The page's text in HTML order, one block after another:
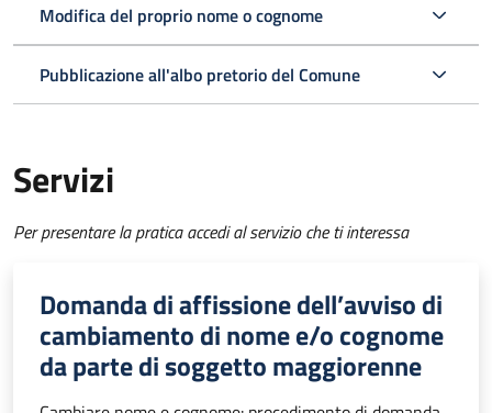
Modifica del proprio nome o cognome
Pubblicazione all'albo pretorio del Comune
Servizi
Per presentare la pratica accedi al servizio che ti interessa
Domanda di affissione dell’avviso di
cambiamento di nome e/o cognome
da parte di soggetto maggiorenne